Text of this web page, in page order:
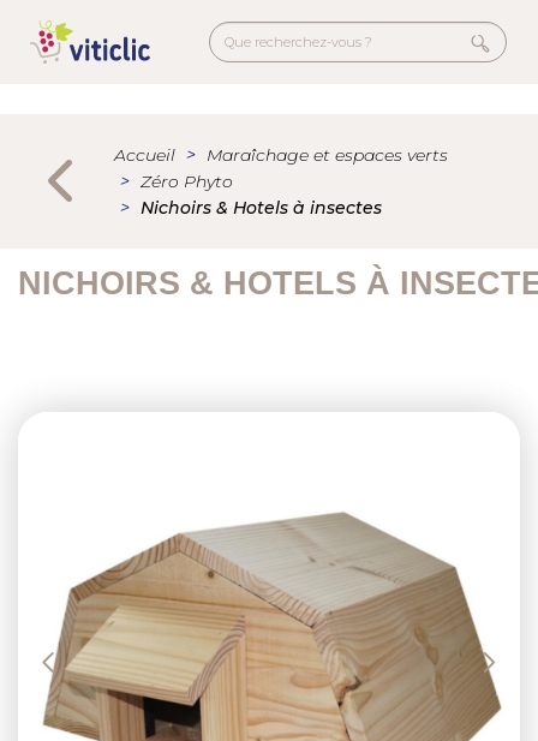
contenu
Accueil
Maraîchage et espaces verts
Zéro Phyto
Nichoirs & Hotels à insectes
NICHOIRS & HOTELS À